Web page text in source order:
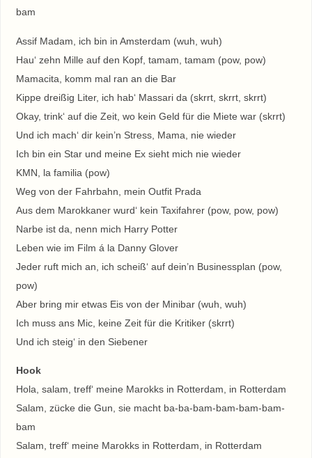
bam
Assif Madam, ich bin in Amsterdam (wuh, wuh)
Hau‘ zehn Mille auf den Kopf, tamam, tamam (pow, pow)
Mamacita, komm mal ran an die Bar
Kippe dreißig Liter, ich hab‘ Massari da (skrrt, skrrt, skrrt)
Okay, trink‘ auf die Zeit, wo kein Geld für die Miete war (skrrt)
Und ich mach‘ dir kein’n Stress, Mama, nie wieder
Ich bin ein Star und meine Ex sieht mich nie wieder
KMN, la familia (pow)
Weg von der Fahrbahn, mein Outfit Prada
Aus dem Marokkaner wurd‘ kein Taxifahrer (pow, pow, pow)
Narbe ist da, nenn mich Harry Potter
Leben wie im Film á la Danny Glover
Jeder ruft mich an, ich scheiß‘ auf dein’n Businessplan (pow,
pow)
Aber bring mir etwas Eis von der Minibar (wuh, wuh)
Ich muss ans Mic, keine Zeit für die Kritiker (skrrt)
Und ich steig‘ in den Siebener
Hook
Hola, salam, treff‘ meine Marokks in Rotterdam, in Rotterdam
Salam, zücke die Gun, sie macht ba-ba-bam-bam-bam-bam-
bam
Salam, treff‘ meine Marokks in Rotterdam, in Rotterdam